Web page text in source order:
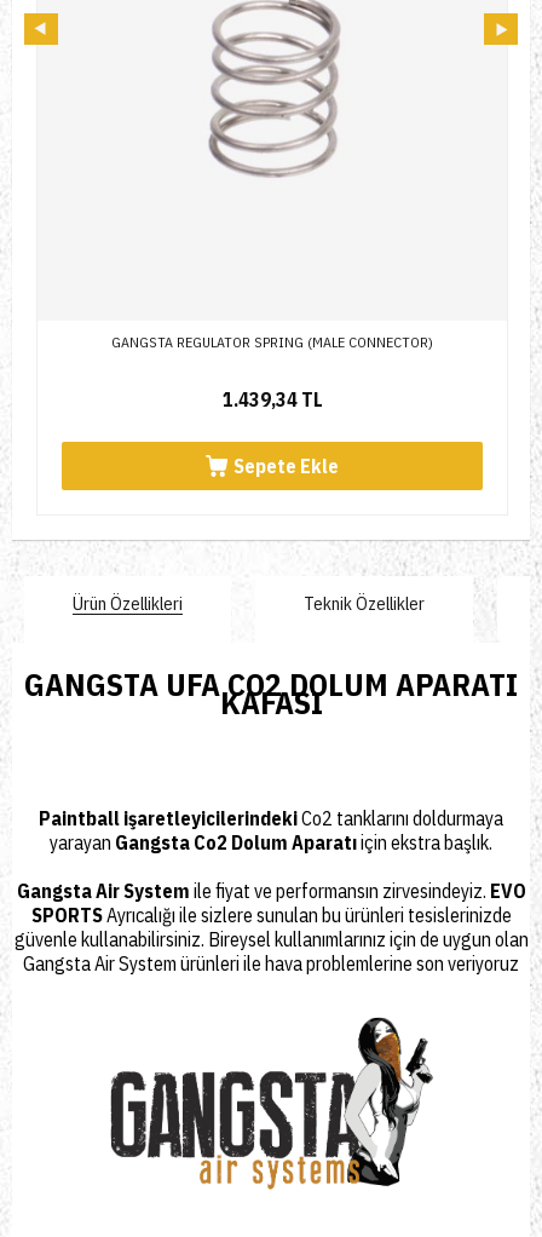
GANGSTA REGULATOR SPRING (MALE CONNECTOR)
1.439,34 TL
Sepete Ekle
Ürün Özellikleri Teknik Özellikler
GANGSTA UFA CO2 DOLUM APARATI
KAFASI
Paintball işaretleyicilerindekiCo2 tanklarını doldurmaya
yarayan Gangsta Co2 Dolum Aparatıiçin ekstra başlık.
Gangsta Air System ile fiyat ve performansın zirvesindeyiz. EVO
SPORTSAyrıcalığı ile sizlere sunulan bu ürünleri tesislerinizde
güvenle kullanabilirsiniz. Bireysel kullanımlarınız için de uygun olan
Gangsta Air System ürünleri ile hava problemlerine son veriyoruz